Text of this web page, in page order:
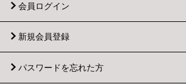
会員ログイン
新規会員登録
パスワードを忘れた方